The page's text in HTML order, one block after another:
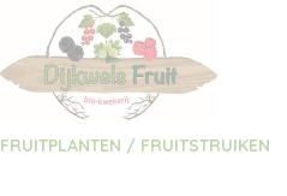
FRUITPLANTEN / FRUITSTRUIKEN